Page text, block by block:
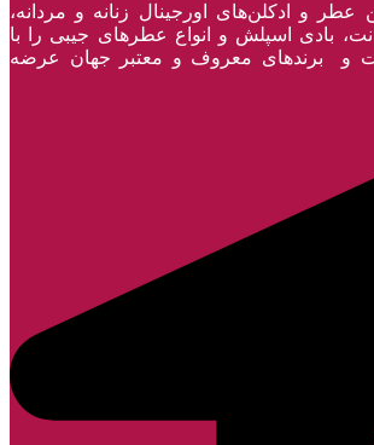
عطر و ادکلن‌های اورجینال زنانه و مردانه،
بادی اسپلش و انواع عطر‌های جیبی را با
و برندهای معروف و معتبر جهان عرضه